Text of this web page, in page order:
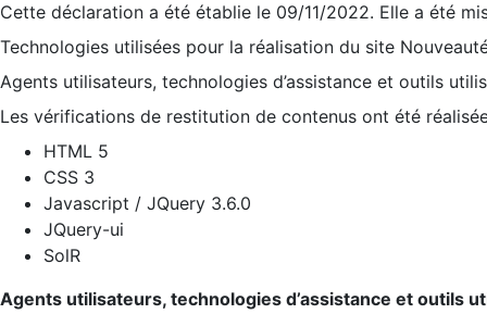
Cette déclaration a été établie le 09/11/2022. Elle a été
Technologies utilisées pour la réalisation du site
Agents utilisateurs, technologies d’assistance et outils
Les vérifications de restitution de contenus ont été
HTML 5
CSS 3
Javascript / JQuery 3.6.0
JQuery-ui
SolR
Agents utilisateurs, technologies d’assistance et outils